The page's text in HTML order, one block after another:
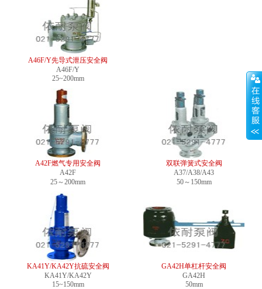
A46F/Y先导式泄压安全阀
A46F/Y
25~200mm
A42F燃气专用安全阀
A42F
25～200mm
双联弹簧式安全阀
A37/A38/A43
50～150mm
KA41Y/KA42Y抗硫安全阀
KA41Y/KA42Y
15~150mm
GA42H单杠杆安全阀
GA42H
50mm